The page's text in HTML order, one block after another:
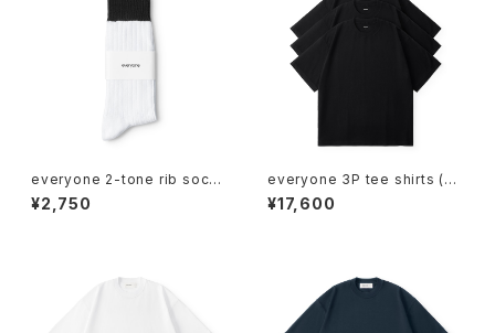
everyone 2-tone rib socks
(WHITE/BLACK)
¥2,750
everyone 3P tee shirts (BL
ACK)
¥17,600